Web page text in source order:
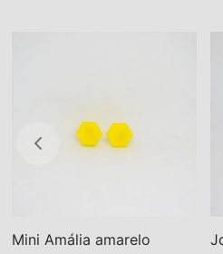
Mini Amália amarelo